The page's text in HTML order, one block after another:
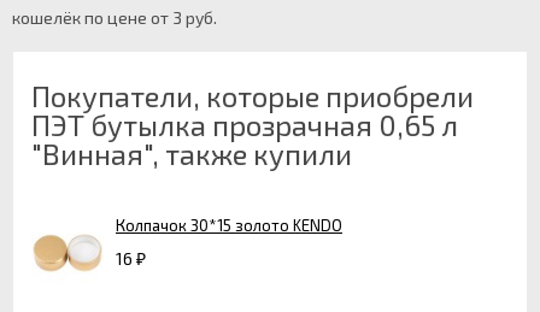
кошелёк по цене от 3 руб.
Покупатели, которые приобрели
ПЭТ бутылка прозрачная 0,65 л
"Винная", также купили
Колпачок 30*15 золото KENDO
16 ₽